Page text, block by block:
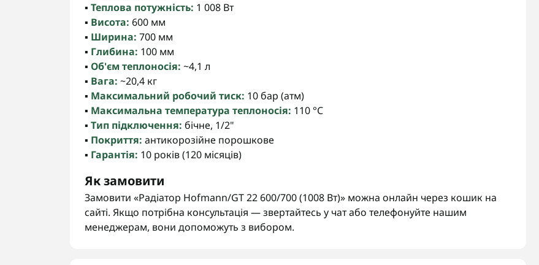
▪️ Теплова потужність: 1 008 Вт
▪️ Висота: 600 мм
▪️ Ширина: 700 мм
▪️ Глибина: 100 мм
▪️ Об'єм теплоносія: ~4,1 л
▪️ Вага: ~20,4 кг
▪️ Максимальний робочий тиск: 10 бар (атм)
▪️ Максимальна температура теплоносія: 110 °C
▪️ Тип підключення: бічне, 1/2"
▪️ Покриття: антикорозійне порошкове
▪️ Гарантія: 10 років (120 місяців)
Як замовити
Замовити «Радіатор Hofmann/GT 22 600/700 (1008 Вт)» можна онлайн через кошик на
сайті. Якщо потрібна консультація — звертайтесь у чат або телефонуйте нашим
менеджерам, вони допоможуть з вибором.